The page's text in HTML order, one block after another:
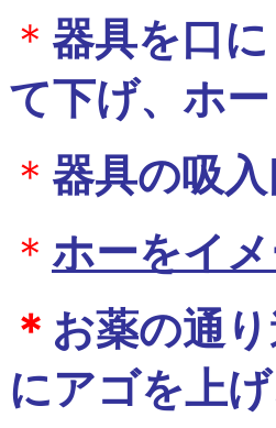
＊ 器具を口
て下げ、ホ
＊ 器具の吸
＊ ホーをイ
＊ お薬の通
にアゴを上